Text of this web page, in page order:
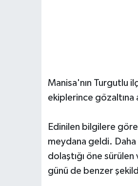
Manisa'nın Turgutlu
ekiplerince gözaltına
Edinilen bilgilere
meydana geldi. Daha
dolaştığı öne
günü de benzer